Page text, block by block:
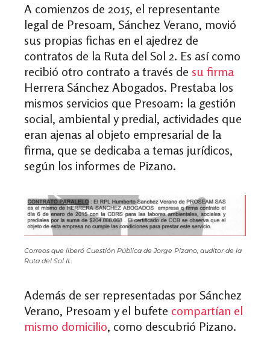
A comienzos de 2015, el representante
legal de Presoam, Sánchez Verano, movió
sus propias fichas en el ajedrez de
contratos de la Ruta del Sol 2. Es así como
recibió otro contrato a través de su firma
Herrera Sánchez Abogados. Prestaba los
mismos servicios que Presoam: la gestión
social, ambiental y predial, actividades que
eran ajenas al objeto empresarial de la
firma, que se dedicaba a temas jurídicos,
según los informes de Pizano.
Correos que liberó Cuestión Pública de Jorge Pizano, auditor de la
Ruta del Sol II.
Además de ser representadas por Sánchez
Verano, Presoam y el bufete compartían el
mismo domicilio, como descubrió Pizano.